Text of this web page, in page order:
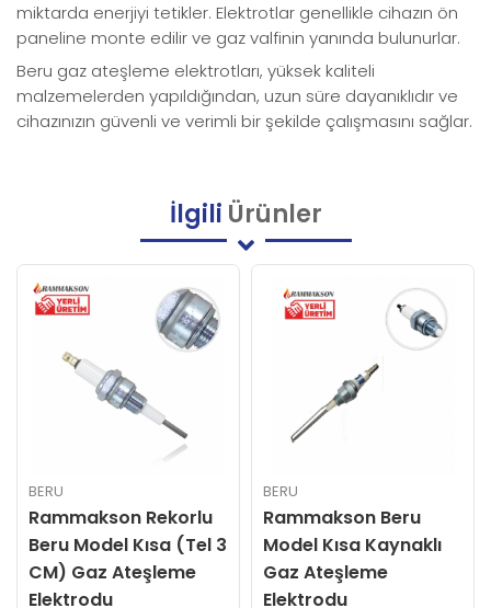
miktarda enerjiyi tetikler. Elektrotlar genellikle cihazın ön
paneline monte edilir ve gaz valfinin yanında bulunurlar.
Beru gaz ateşleme elektrotları, yüksek kaliteli
malzemelerden yapıldığından, uzun süre dayanıklıdır ve
cihazınızın güvenli ve verimli bir şekilde çalışmasını sağlar.
İlgili Ürünler
BERU
Rammakson Rekorlu
Beru Model Kısa (Tel 3
CM) Gaz Ateşleme
Elektrodu
BERU
Rammakson Beru
Model Kısa Kaynaklı
Gaz Ateşleme
Elektrodu